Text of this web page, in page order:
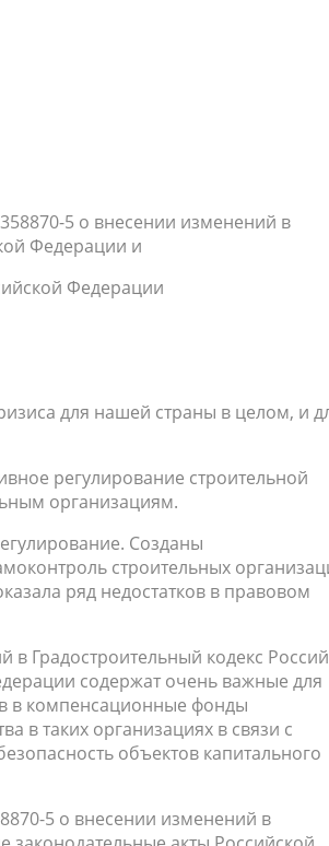
5 о внесении изменений в
Федерации и
Федерации
для нашей страны в целом, и
регулирование строительной
организациям.
Созданы
строительных
ряд недостатков в правовом
Градостроительный кодекс
содержат очень важные для
в компенсационные фонды
в таких организациях в связи с
объектов капитального
5 о внесении изменений в